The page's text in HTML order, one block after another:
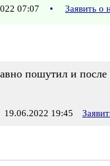
07:07 • Заявить о
пошутил и
19.06.2022 19:45